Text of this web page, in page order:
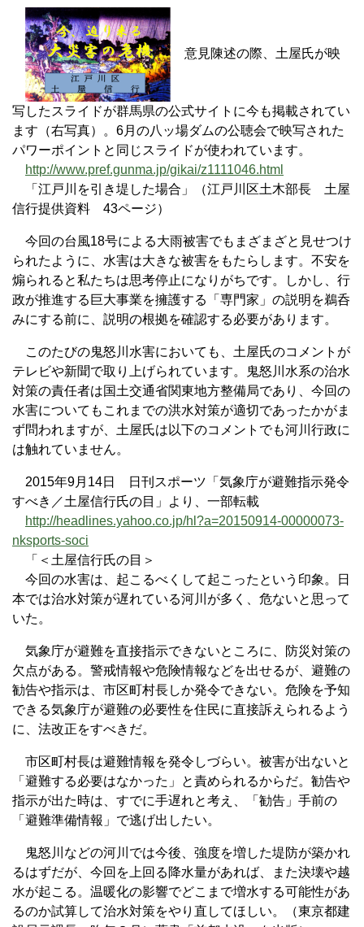
意見陳述の際、土屋氏が映
写したスライドが群馬県の公式サイトに今も掲載されてい
ます（右写真）。6月の八ッ場ダムの公聴会で映写された
パワーポイントと同じスライドが使われています。
http://www.pref.gunma.jp/gikai/z1111046.html
「江戸川を引き堤した場合」（江戸川区土木部長 土屋
信行提供資料 43ページ）
今回の台風18号による大雨被害でもまざまざと見せつけ
られたように、水害は大きな被害をもたらします。不安を
煽られると私たちは思考停止になりがちです。しかし、行
政が推進する巨大事業を擁護する「専門家」の説明を鵜呑
みにする前に、説明の根拠を確認する必要があります。
このたびの鬼怒川水害においても、土屋氏のコメントが
テレビや新聞で取り上げられています。鬼怒川水系の治水
対策の責任者は国土交通省関東地方整備局であり、今回の
水害についてもこれまでの洪水対策が適切であったかがま
ず問われますが、土屋氏は以下のコメントでも河川行政に
は触れていません。
2015年9月14日 日刊スポーツ「気象庁が避難指示発令
すべき／土屋信行氏の目」より、一部転載
http://headlines.yahoo.co.jp/hl?a=20150914-00000073-
nksports-soci
「＜土屋信行氏の目＞
今回の水害は、起こるべくして起こったという印象。日
本では治水対策が遅れている河川が多く、危ないと思って
いた。
気象庁が避難を直接指示できないところに、防災対策の
欠点がある。警戒情報や危険情報などを出せるが、避難の
勧告や指示は、市区町村長しか発令できない。危険を予知
できる気象庁が避難の必要性を住民に直接訴えられるよう
に、法改正をすべきだ。
市区町村長は避難情報を発令しづらい。被害が出ないと
「避難する必要はなかった」と責められるからだ。勧告や
指示が出た時は、すでに手遅れと考え、「勧告」手前の
「避難準備情報」で逃げ出したい。
鬼怒川などの河川では今後、強度を増した堤防が築かれ
るはずだが、今回を上回る降水量があれば、また決壊や越
水が起こる。温暖化の影響でどこまで増水する可能性があ
るのか試算して治水対策をやり直してほしい。（東京都建